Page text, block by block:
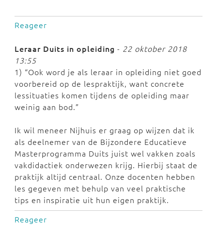
Reageer
Leraar Duits in opleiding - 22 oktober 2018
13:55
1) “Ook word je als leraar in opleiding niet goed
voorbereid op de lespraktijk, want concrete
lessituaties komen tijdens de opleiding maar
weinig aan bod.”
Ik wil meneer Nijhuis er graag op wijzen dat ik
als deelnemer van de Bijzondere Educatieve
Masterprogramma Duits juist wel vakken zoals
vakdidactiek onderwezen krijg. Hierbij staat de
praktijk altijd centraal. Onze docenten hebben
les gegeven met behulp van veel praktische
tips en inspiratie uit hun eigen praktijk.
Reageer